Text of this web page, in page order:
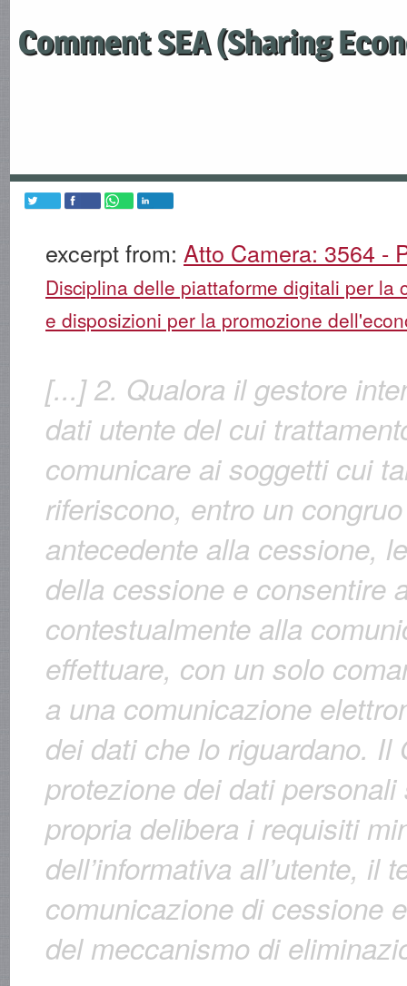
Comment SEA (Sharing
excerpt from: Atto Camera: 3564 -
Disciplina delle piattaforme digitali per la
e disposizioni per la promozione
[...] 2. Qualora il gestore
dati utente del cui
comunicare ai soggetti cui
riferiscono, entro un
antecedente alla cessione,
della cessione e consentire
contestualmente alla
effettuare, con un solo
a una comunicazione
dei dati che lo riguardano. Il
protezione dei dati
propria delibera i requisiti
dell’informativa all’utente, il
comunicazione di cessione
del meccanismo di